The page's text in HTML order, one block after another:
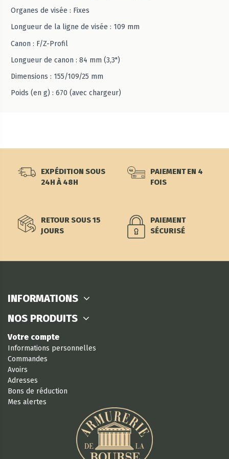
Organes de visée : Fixes
Longueur de la ligne de visée : 109 mm
Canon : F/Z-Profil
Longueur de canon : 84 mm (3,3")
Dimensions : 155/109/25 mm
Poids (en g) : 670 (avec chargeur)
EXPÉDITION SOUS
24H À 48H
PAIEMENT EN 4
FOIS
RETOUR SOUS 15
JOURS
PAIEMENT
SÉCURISÉ
INFORMATIONS
NOS PRODUITS
Votre compte
Informations personnelles
Commandes
Avoirs
Adresses
Bons de réduction
Mes alertes